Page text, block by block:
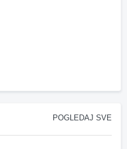
POGLEDAJ SVE